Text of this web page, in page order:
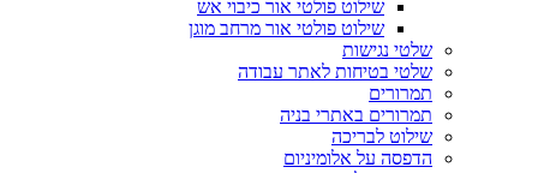
שילוט פולטי אור כיבוי אש
שילוט פולטי אור מרחב מוגן
שלטי נגישות
שלטי בטיחות לאתר עבודה
תמרורים
תמרורים באתרי בניה
שילוט לבריכה
הדפסה על אלומיניום